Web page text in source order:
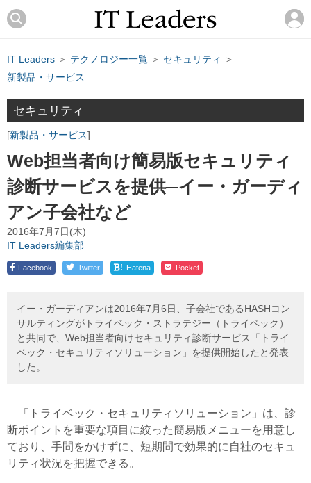
IT Leaders ＞ テクノロジー一覧 ＞ セキュリティ
＞
新製品・サービス
セキュリティ
新製品・サービス
Web担当者向け簡易版セキュリティ
診断サービスを提供─イー・ガーディ
アン子会社など
2016年7月7日(木)
IT Leaders編集部
Facebook Twitter ! Hatena Pocket
イー・ガーディアンは2016年7月6日、子会社であるHASHコン
サルティングがトライベック・ストラテジー（トライベック）
と共同で、Web担当者向けセキュリティ診断サービス「トライ
ベック・セキュリティソリューション」を提供開始したと発表
した。
「トライベック・セキュリティソリューション」は、診
断ポイントを重要な項目に絞った簡易版メニューを用意し
ており、手間をかけずに、短期間で効果的に自社のセキュ
リティ状況を把握できる。